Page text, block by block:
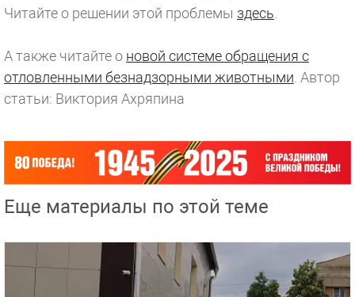
Читайте о решении этой проблемы здесь
А также читайте о новой системе обращения с
отловленными безнадзорными животными Автор
статьи: Виктория Ахряпина
Еще материалы по этой теме